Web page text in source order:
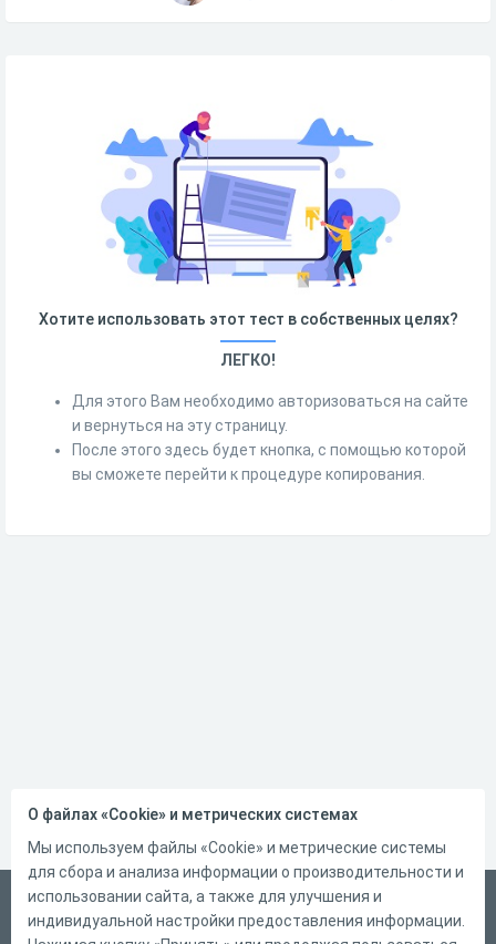
Хотите использовать этот тест в собственных целях?
ЛЕГКО!
Для этого Вам необходимо авторизоваться на сайте
и вернуться на эту страницу.
После этого здесь будет кнопка, с помощью которой
вы сможете перейти к процедуре копирования.
Русский
Справка
О файлах «Cookie» и метрических системах
Мы используем файлы «Cookie» и метрические системы
для сбора и анализа информации о производительности и
использовании сайта, а также для улучшения и
индивидуальной настройки предоставления информации.